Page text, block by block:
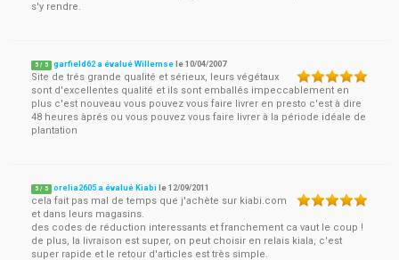
s'y rendre.
5 / 5 garfield62 a évalué Willemse le10/04/2007
Site de trés grande qualité et sérieux, leurs végétaux
sont d'excellentes qualité et ils sont emballés impeccablement en
plus c'est nouveau vous pouvez vous faire livrer en presto c'est à dire
48 heures àprés ou vous pouvez vous faire livrer à la période idéale de
plantation
5 / 5 orelia2605 a évalué Kiabi le12/09/2011
cela fait pas mal de temps que j'achète sur kiabi.com
et dans leurs magasins.
des codes de réduction interessants et franchement ca vaut le coup !
de plus, la livraison est super, on peut choisir en relais kiala, c'est
super rapide et le retour d'articles est très simple.